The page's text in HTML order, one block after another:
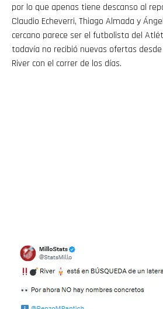
por lo que apenas tiene descanso al
Claudio Echeverri, Thiago Almada y
cercano parece ser el futbolista del
todavía no recibió nuevas ofertas desde
River con el correr de los días.
Pinterest